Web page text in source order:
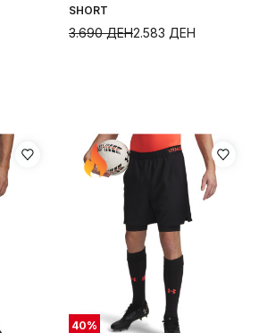
SHORT
2.583 ДЕН
3.690ДЕН
40%